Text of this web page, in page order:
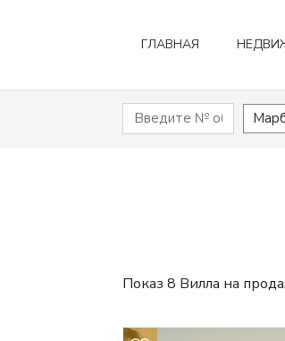
ГЛАВНАЯ
Показ 8 Вилла на